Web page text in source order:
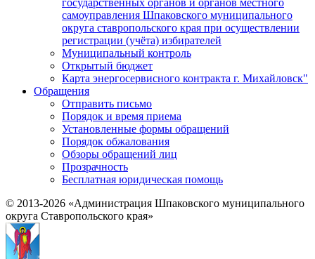
самоуправления Шпаковского муниципального
округа ставропольского края при осуществлении
регистрации (учёта) избирателей
Муниципальный контроль
Открытый бюджет
Карта энергосервисного контракта г. Михайловск"
Обращения
Отправить письмо
Порядок и время приема
Установленные формы обращений
Порядок обжалования
Обзоры обращений лиц
Прозрачность
Бесплатная юридическая помощь
© 2013-2026 «Администрация Шпаковского муниципального
округа Ставропольского края»